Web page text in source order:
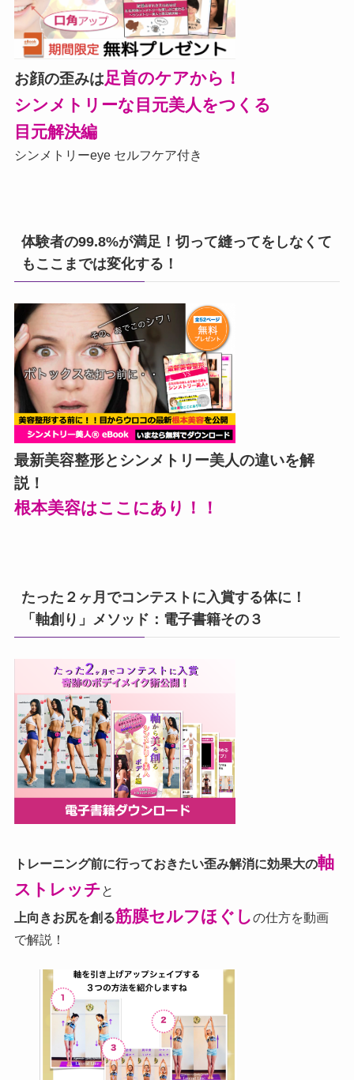
お顔の歪みは足首のケアから！
シンメトリーな目元美人をつくる
目元解決編
シンメトリーeye セルフケア付き
体験者の99.8%が満足！切って縫ってをしなくて
もここまでは変化する！
最新美容整形とシンメトリー美人の違いを解
説！
根本美容はここにあり！！
たった２ヶ月でコンテストに入賞する体に！
「軸創り」メソッド：電子書籍その３
トレーニング前に行っておきたい歪み解消に効果大の軸
ストレッチと
上向きお尻を創る筋膜セルフほぐしの仕方を動画
で解説！